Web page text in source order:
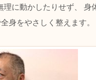
に動かしたりせず、 身
身をやさしく整えます。